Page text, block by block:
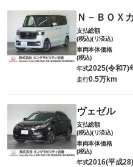
Ｎ－ＢＯＸ
支払総額
(税込)(リ済込)
車両本体価格
(税込)
年式2025(令和7)
走行0.5万km
ヴェゼル
支払総額
(税込)(リ済込)
車両本体価格
(税込)
年式2016(平成